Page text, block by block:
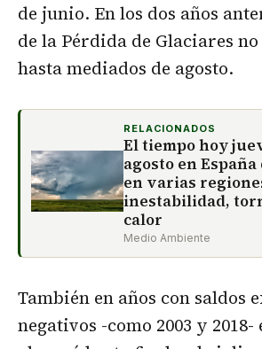
de junio. En los dos años
de la Pérdida de Glaciares no
hasta mediados de agosto.
RELACIONADOS
El tiempo hoy
agosto en
en varias
inestabilidad,
calor
Medio Ambiente
También en años con saldos
negativos -como 2003 y 2018-